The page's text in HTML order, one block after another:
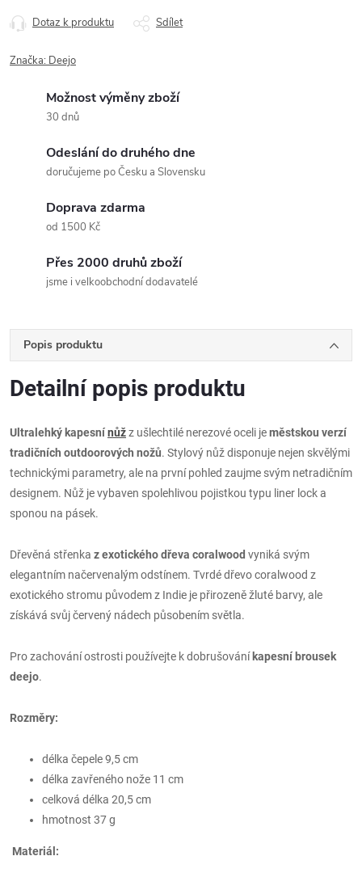
Dotaz k produktu Sdílet
Značka: Deejo
Možnost výměny zboží
30 dnů
Odeslání do druhého dne
doručujeme po Česku a Slovensku
Doprava zdarma
od 1500 Kč
Přes 2000 druhů zboží
jsme i velkoobchodní dodavatelé
Popis produktu
Detailní popis produktu
Ultralehký kapesnínůžz ušlechtilé nerezové oceli jeměstskou verzí
tradičních outdoorových nožů. Stylový nůž disponuje nejen skvělými
technickými parametry, ale na první pohled zaujme svým netradičním
designem. Nůž je vybaven spolehlivou pojistkou typu liner lock a
sponou na pásek.
Dřevěná střenka z exotického dřeva coralwood vyniká svým
elegantním načervenalým odstínem. Tvrdé dřevo coralwood z
exotického stromu původem z Indie je přirozeně žluté barvy, ale
získává svůj červený nádech působením světla.
Pro zachování ostrosti používejte k dobrušování kapesní brousek
deejo.
Rozměry:
délka čepele 9,5 cm
délka zavřeného nože 11 cm
celková délka 20,5 cm
hmotnost 37 g
Materiál: